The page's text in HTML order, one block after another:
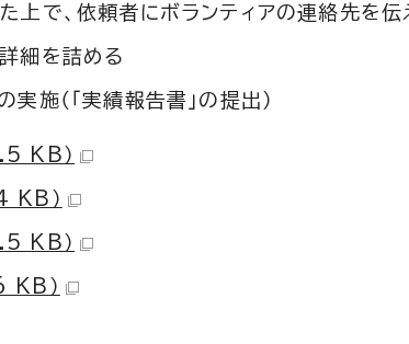
上で、依頼者にボランティアの連絡先を伝
細を詰める
施（「実績報告書」の提出）
KB）
KB）
KB）
KB）